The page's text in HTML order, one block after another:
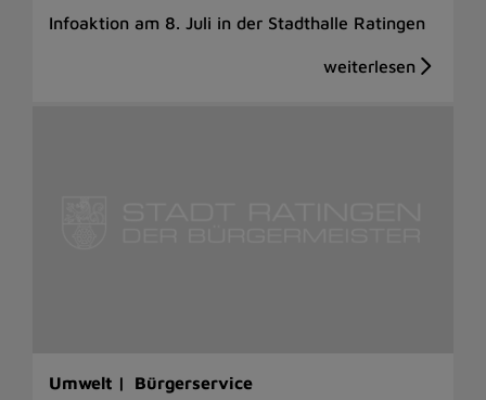
Infoaktion am 8. Juli in der Stadthalle Ratingen
Umwelt | Bürgerservice